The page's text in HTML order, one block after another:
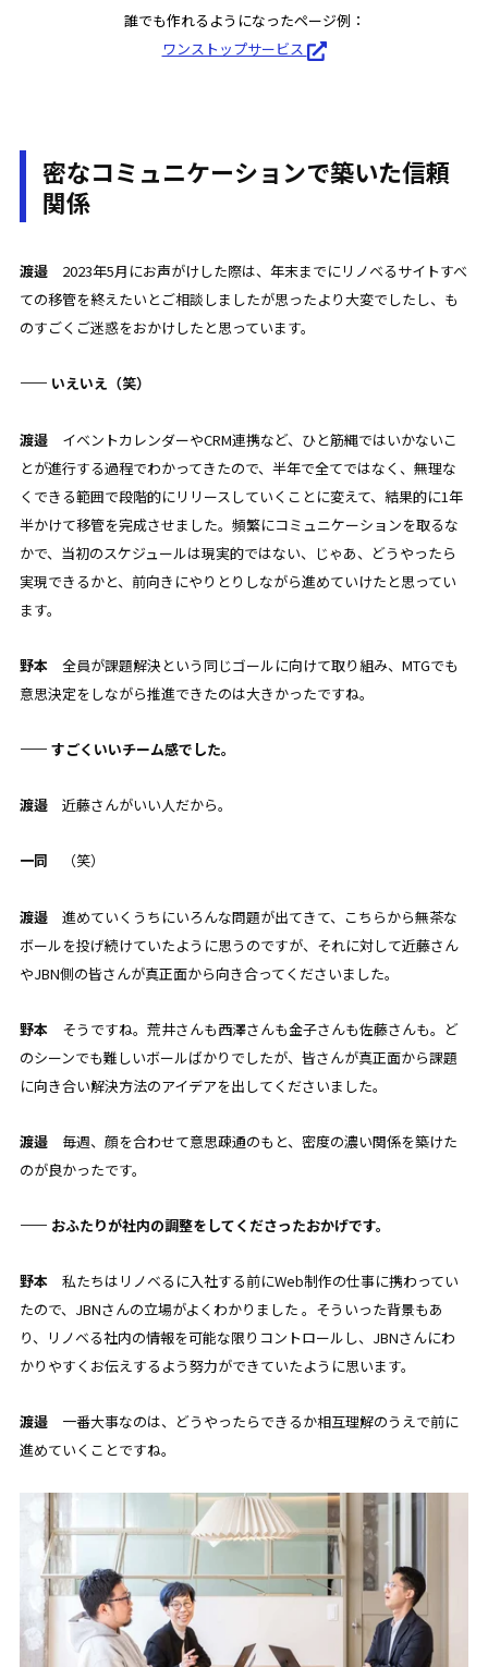
誰でも作れるようになったページ例：
ワンストップサービス
密なコミュニケーションで築いた信頼
関係
渡邉 2023年5月にお声がけした際は、年末までにリノベるサイトすべ
ての移管を終えたいとご相談しましたが思ったより大変でしたし、も
のすごくご迷惑をおかけしたと思っています。
—— いえいえ（笑）
渡邉 イベントカレンダーやCRM連携など、ひと筋縄ではいかないこ
とが進行する過程でわかってきたので、半年で全てではなく、無理な
くできる範囲で段階的にリリースしていくことに変えて、結果的に1年
半かけて移管を完成させました。頻繁にコミュニケーションを取るな
かで、当初のスケジュールは現実的ではない、じゃあ、どうやったら
実現できるかと、前向きにやりとりしながら進めていけたと思ってい
ます。
野本 全員が課題解決という同じゴールに向けて取り組み、MTGでも
意思決定をしながら推進できたのは大きかったですね。
—— すごくいいチーム感でした。
渡邉 近藤さんがいい人だから。
一同 （笑）
渡邉 進めていくうちにいろんな問題が出てきて、こちらから無茶な
ボールを投げ続けていたように思うのですが、それに対して近藤さん
やJBN側の皆さんが真正面から向き合ってくださいました。
野本 そうですね。荒井さんも西澤さんも金子さんも佐藤さんも。ど
のシーンでも難しいボールばかりでしたが、皆さんが真正面から課題
に向き合い解決方法のアイデアを出してくださいました。
渡邉 毎週、顔を合わせて意思疎通のもと、密度の濃い関係を築けた
のが良かったです。
—— おふたりが社内の調整をしてくださったおかげです。
野本 私たちはリノベるに入社する前にWeb制作の仕事に携わってい
たので、JBNさんの立場がよくわかりました 。そういった背景もあ
り、リノベる社内の情報を可能な限りコントロールし、JBNさんにわ
かりやすくお伝えするよう努力ができていたように思います。
渡邉 一番大事なのは、どうやったらできるか相互理解のうえで前に
進めていくことですね。